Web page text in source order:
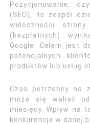
Pozycjonowanie,
(SEO), to zespół
widoczności
(bezpłatnych)
Google. Celem jest
potencjalnych
produktów lub usług
Czas potrzebny na
może się wahać
miesięcy. Wpływ na
konkurencja w danej